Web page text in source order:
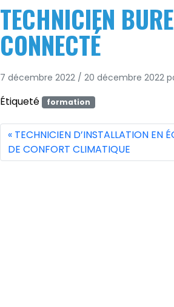
TECHNICIEN
CONNECTÉ
7 décembre 2022 / 20 décembre 2022
Étiqueté formation
TECHNICIEN D’INSTALLATION EN
DE CONFORT CLIMATIQUE